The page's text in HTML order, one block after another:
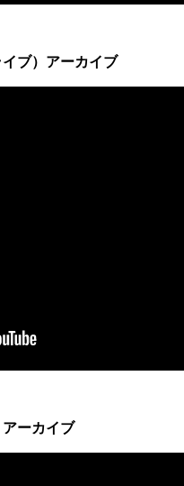
ブ）アーカイブ
ーカイブ